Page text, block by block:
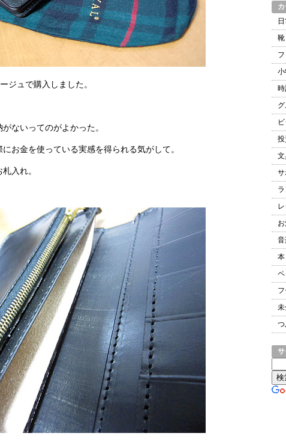
ジュで購入しました。
ないってのがよかった。
お金を使っている実感を得られる気がして。
入れ。
靴
小
投
サ
音
本
ペ
つ